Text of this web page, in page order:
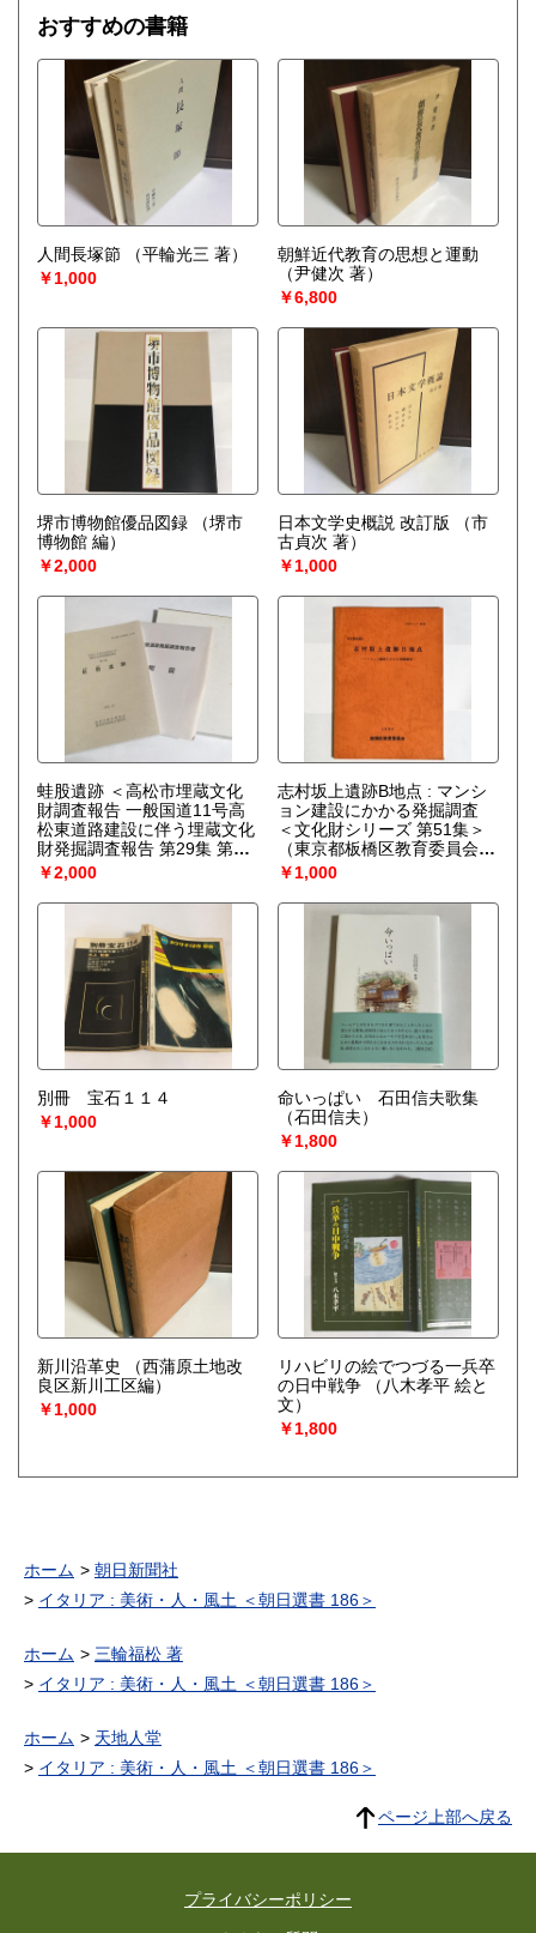
おすすめの書籍
人間長塚節
（平輪光三 著）
￥1,000
朝鮮近代教育の思想と運動
（尹健次 著）
￥6,800
堺市博物館優品図録
（堺市
博物館 編）
￥2,000
日本文学史概説 改訂版
（市
古貞次 著）
￥1,000
蛙股遺跡 ＜高松市埋蔵文化
財調査報告 一般国道11号高
松東道路建設に伴う埋蔵文化
財発掘調査報告 第29集 第6
冊＞ （高松市教育委員会
編）
￥2,000
志村坂上遺跡B地点 : マンシ
ョン建設にかかる発掘調査
＜文化財シリーズ 第51集＞
（東京都板橋区教育委員会事
務局社会教育課 編）
￥1,000
別冊 宝石１１４
￥1,000
命いっぱい 石田信夫歌集
（石田信夫）
￥1,800
新川沿革史
（西蒲原土地改
良区新川工区編）
￥1,000
リハビリの絵でつづる一兵卒
の日中戦争
（八木孝平 絵と
文）
￥1,800
ホーム
朝日新聞社
イタリア : 美術・人・風土 ＜朝日選書 186＞
ホーム
三輪福松 著
イタリア : 美術・人・風土 ＜朝日選書 186＞
ホーム
天地人堂
イタリア : 美術・人・風土 ＜朝日選書 186＞
ページ上部へ戻る
プライバシーポリシー